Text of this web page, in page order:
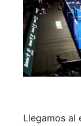
Llegamos al